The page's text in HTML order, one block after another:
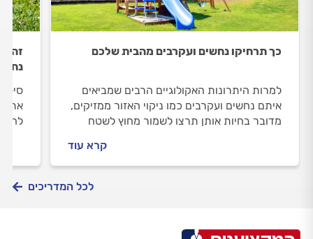
כך תרחיקו נחשים ועקרבים מהבית שלכם
למרות היתרונות האקולוגיים הרבים שמביאים
איתם נחשים ועקרבים כמו ניקוי האזור ממזיקים,
מדובר בחיות אותן תרצו לשמור מחוץ לשטח
קרא עוד
את
לכל המדריכים